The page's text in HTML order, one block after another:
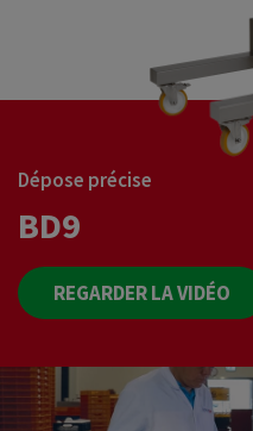
Dépose précise
BD9
REGARDER LA VIDÉO